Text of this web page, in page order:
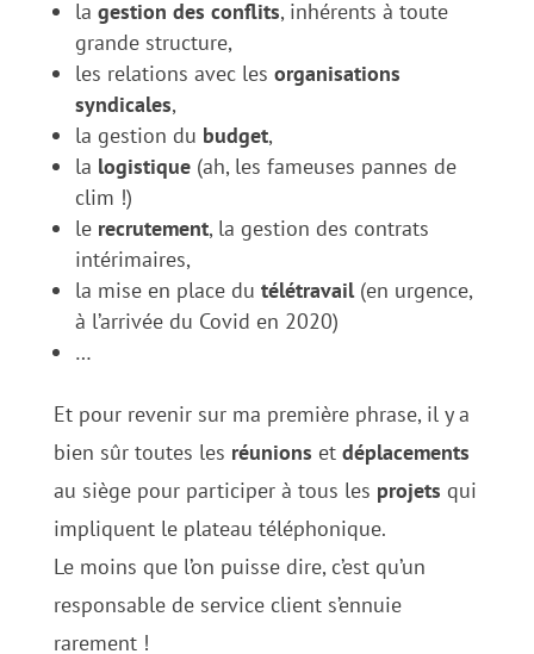
la gestion des conflits, inhérents à toute
grande structure,
les relations avec les organisations
syndicales,
la gestion du budget,
la logistique(ah, les fameuses pannes de
clim !)
le recrutement, la gestion des contrats
intérimaires,
la mise en place du télétravail(en urgence,
à l’arrivée du Covid en 2020)
…
Et pour revenir sur ma première phrase, il y a
bien sûr toutes les réunions et déplacements
au siège pour participer à tous les projets qui
impliquent le plateau téléphonique.
Le moins que l’on puisse dire, c’est qu’un
responsable de service client s’ennuie
rarement !